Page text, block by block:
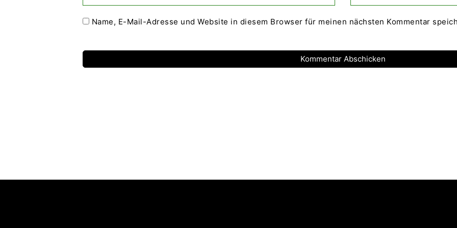
Name, E-Mail-Adresse und Website in diesem Browser für meinen nächsten Kommentar